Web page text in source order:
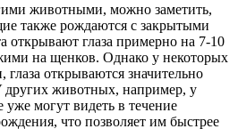
животными, можно заметить,
также рождаются с закрытыми
открывают глаза примерно на 7-10
на щенков. Однако у некоторых
открываются значительно
животных, например, у
могут видеть в течение
что позволяет им быстрее